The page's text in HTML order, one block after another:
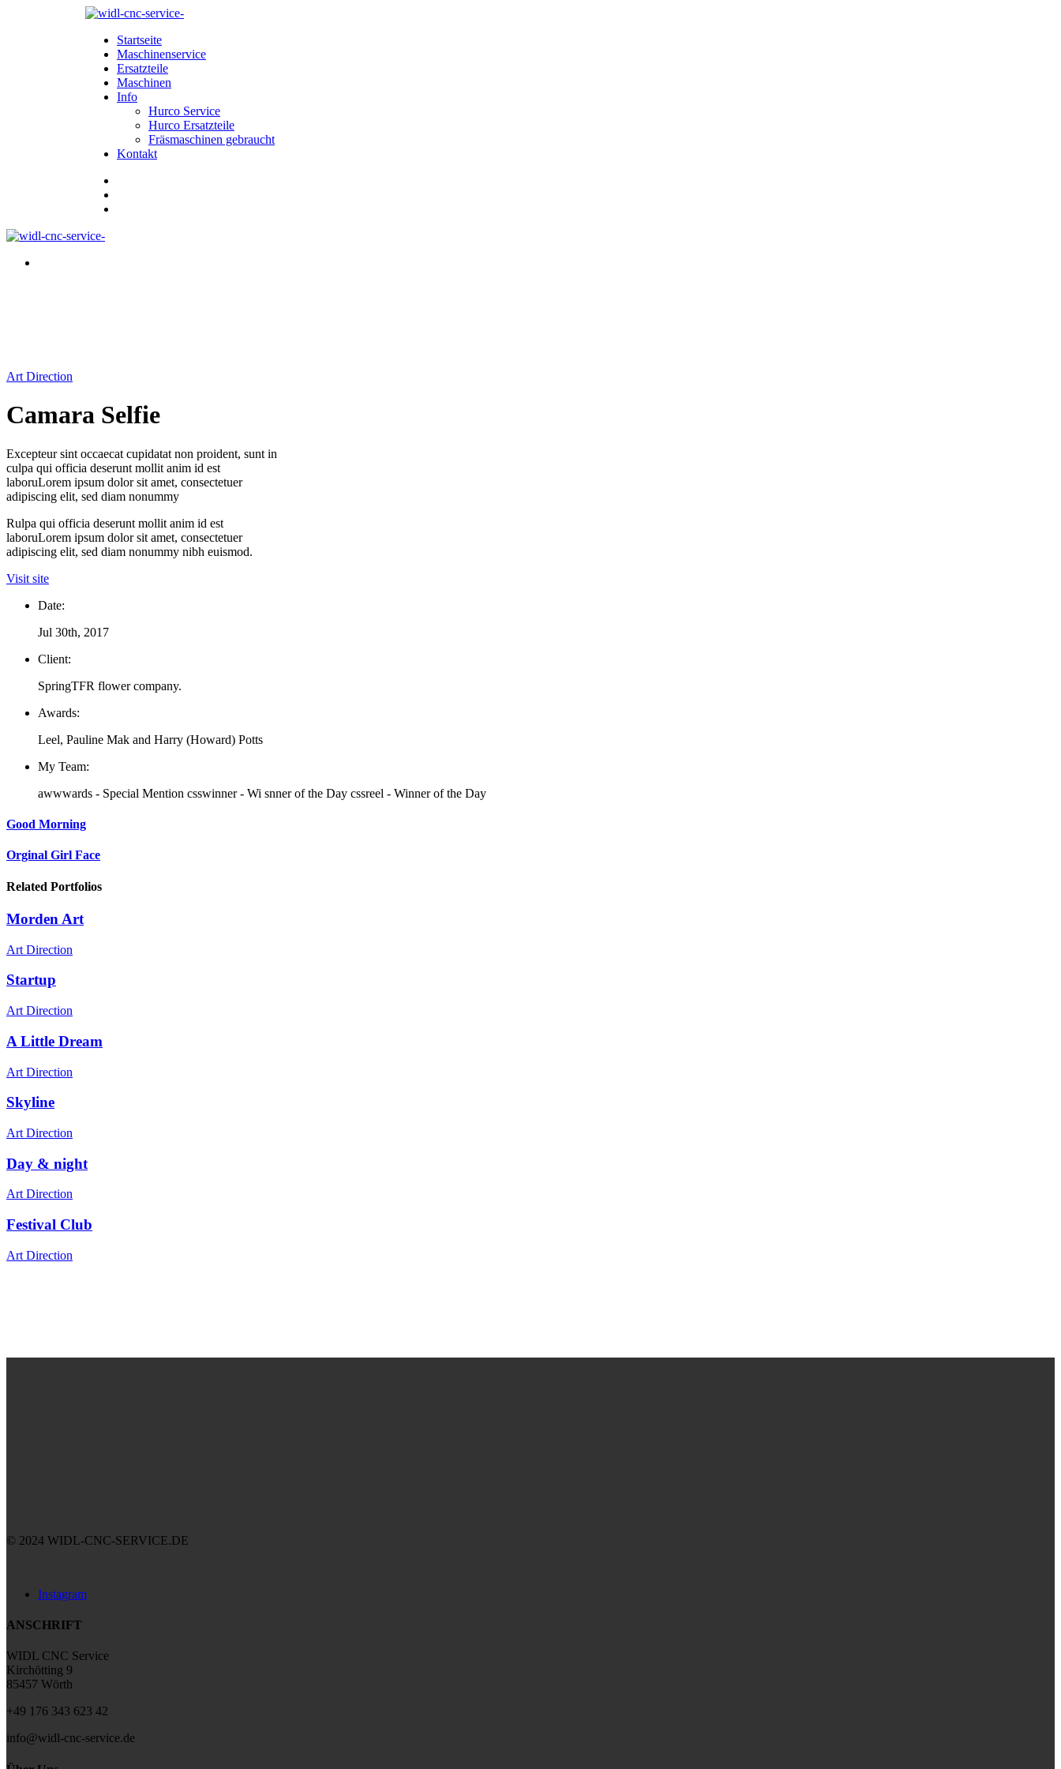
Startseite
Maschinenservice
Ersatzteile
Maschinen
Info
Hurco Service
Hurco Ersatzteile
Fräsmaschinen gebraucht
Kontakt
Art Direction
Camara Selfie
Excepteur sint occaecat cupidatat non proident, sunt in
culpa qui officia deserunt mollit anim id est
laboruLorem ipsum dolor sit amet, consectetuer
adipiscing elit, sed diam nonummy
Rulpa qui officia deserunt mollit anim id est
laboruLorem ipsum dolor sit amet, consectetuer
adipiscing elit, sed diam nonummy nibh euismod.
Visit site
Date:
Jul 30th, 2017
Client:
SpringTFR flower company.
Awards:
Leel, Pauline Mak and Harry (Howard) Potts
My Team:
awwwards - Special Mention csswinner - Wi snner of the Day cssreel - Winner of the Day
Good Morning
Orginal Girl Face
Related Portfolios
Morden Art
Art Direction
Startup
Art Direction
A Little Dream
Art Direction
Skyline
Art Direction
Day & night
Art Direction
Festival Club
Art Direction
© 2024 WIDL-CNC-SERVICE.DE
Instagram
ANSCHRIFT
WIDL CNC Service
Kirchötting 9
85457 Wörth
+49 176 343 623 42
info@widl-cnc-service.de